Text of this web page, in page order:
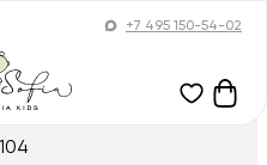
+7 495 150-54-02